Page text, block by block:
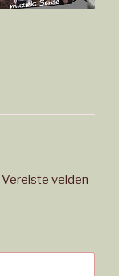
Vereiste velden